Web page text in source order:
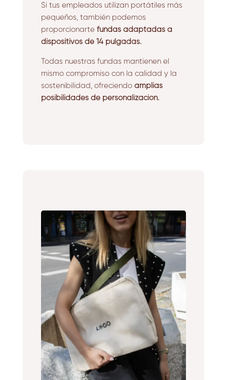
Si tus empleados utilizan portátiles más
pequeños, también podemos
proporcionarte fundasadaptadas a
dispositivos de 14 pulgadas.
Todas nuestras fundas mantienen el
mismo compromiso con la calidad y la
sostenibilidad, ofreciendo amplias
posibilidades de personalización.